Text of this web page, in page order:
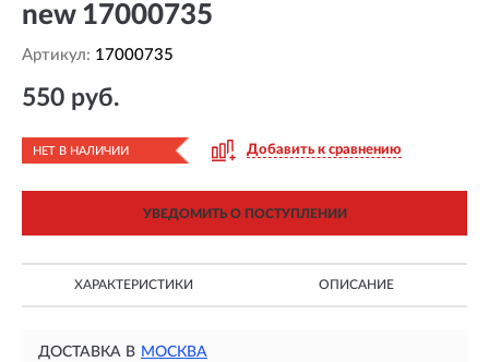
new 17000735
Артикул: 17000735
550 руб.
НЕТ В НАЛИЧИИ Добавить к сравнению
УВЕДОМИТЬ О ПОСТУПЛЕНИИ
ХАРАКТЕРИСТИКИ ОПИСАНИЕ
ДОСТАВКА В МОСКВА